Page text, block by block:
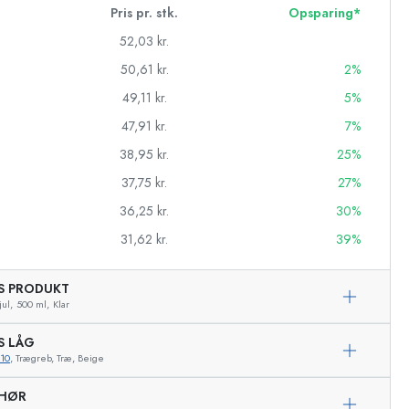
Pris pr. stk.
Opsparing*
52,03 kr.
50,61 kr.
2%
49,11 kr.
5%
47,91 kr.
7%
38,95 kr.
25%
37,75 kr.
27%
36,25 kr.
30%
31,62 kr. 39%
PRODUKT
500 ml, Klar
LÅG
, Trægreb, Træ, Beige